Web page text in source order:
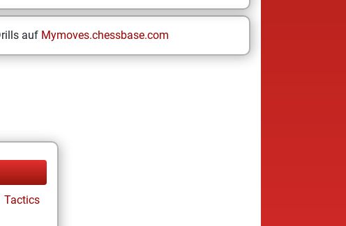
auf Mymoves.chessbase.com
Tactics